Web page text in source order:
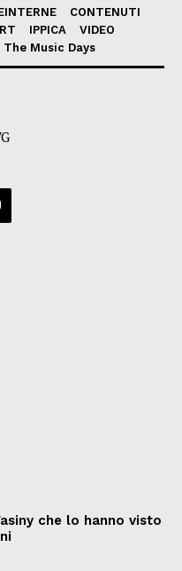
CONTENUTI
IPPICA
VIDEO
The Music Days
che lo hanno visto